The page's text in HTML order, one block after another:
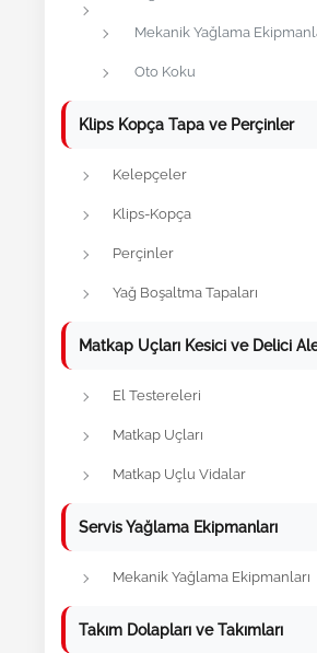
Mekanik Yağlama
Oto Koku
Klips Kopça Tapa ve Perçinler
Kelepçeler
Klips-Kopça
Perçinler
Yağ Boşaltma Tapaları
Matkap Uçları Kesici ve Delici
El Testereleri
Matkap Uçları
Matkap Uçlu Vidalar
Servis Yağlama Ekipmanları
Mekanik Yağlama Ekipmanları
Takım Dolapları ve Takımları